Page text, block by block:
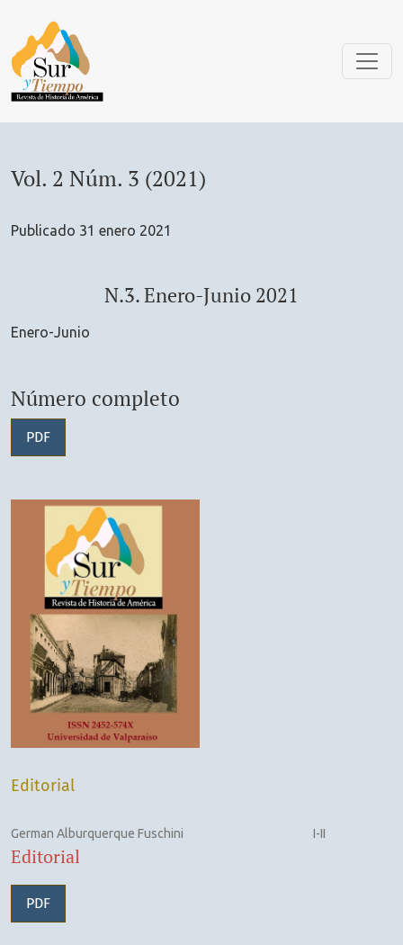
Vol. 2 Núm. 3 (2021)
Publicado 31 enero 2021
N.3. Enero-Junio 2021
Enero-Junio
Número completo
PDF
Editorial
German Alburquerque Fuschini I-II
Editorial
PDF